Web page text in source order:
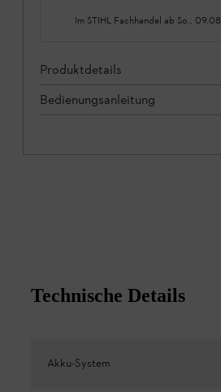
Im STIHL Fachhandel ab So., 09.08.
Produktdetails
Bedienungsanleitung
Technische Details
Akku-System